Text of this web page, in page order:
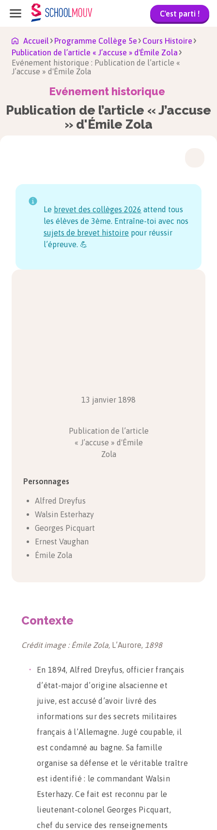
C'est parti !
Accueil Programme Collège 5e
Cours Histoire
Publication de l’article « J’accuse » d'Émile Zola
Evénement historique : Publication de l’article «
J’accuse » d'Émile Zola
Evénement historique
Publication de l’article « J’accuse
» d'Émile Zola
Le brevet des collèges 2026 attend tous
les élèves de 3ème. Entraîne-toi avec nos
sujets de brevet histoire pour réussir
l’épreuve. 💪
13 janvier 1898
Publication de l’article
« J’accuse » d'Émile
Zola
Personnages
Alfred Dreyfus
Walsin Esterhazy
Georges Picquart
Ernest Vaughan
Émile Zola
Contexte
Crédit image : Émile Zola, L’Aurore, 1898
En 1894, Alfred Dreyfus, officier français
d’état-major d’origine alsacienne et
juive, est accusé d’avoir livré des
informations sur des secrets militaires
français à l’Allemagne. Jugé coupable, il
est condamné au bagne. Sa famille
organise sa défense et le véritable traître
est identifié : le commandant Walsin
Esterhazy. Ce fait est reconnu par le
lieutenant-colonel Georges Picquart,
chef du service des renseignements